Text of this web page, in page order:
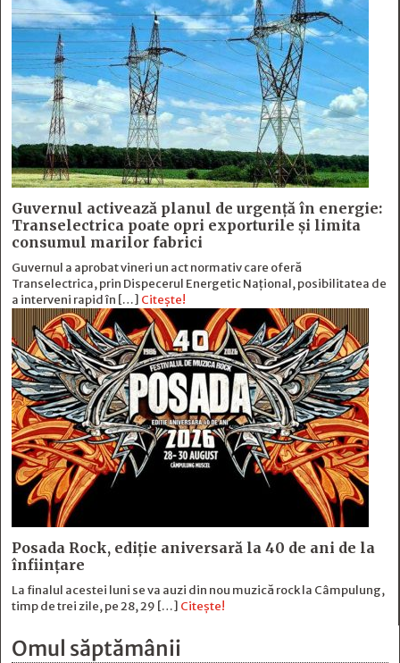
Guvernul activează planul de urgență în energie:
Transelectrica poate opri exporturile și limita
consumul marilor fabrici
Guvernul a aprobat vineri un act normativ care oferă
Transelectrica, prin Dispecerul Energetic Național, posibilitatea de
a interveni rapid în […] Citește!
Posada Rock, ediţie aniversară la 40 de ani de la
înfiinţare
La finalul acestei luni se va auzi din nou muzică rock la Câmpulung,
timp de trei zile, pe 28, 29 […] Citește!
Omul săptămânii